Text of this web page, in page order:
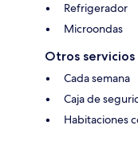
Refrigerador
Microondas
Otros
Cada semana
Caja de
Habitaciones